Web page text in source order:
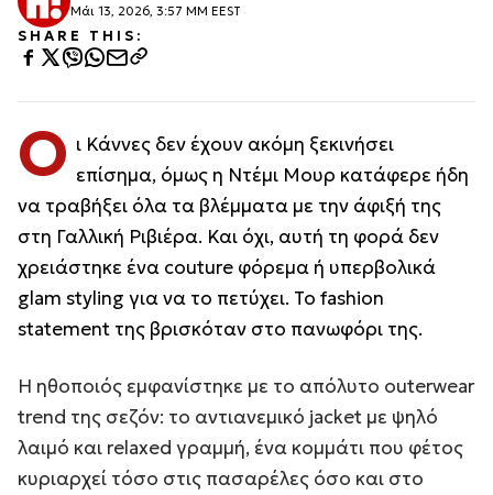
Μάι 13, 2026, 3:57 ΜΜ EEST
SHARE THIS:
Ο ι Κάννες δεν έχουν ακόμη ξεκινήσει
επίσημα, όμως η Ντέμι Μουρ κατάφερε ήδη
να τραβήξει όλα τα βλέμματα με την άφιξή της
στη Γαλλική Ριβιέρα. Και όχι, αυτή τη φορά δεν
χρειάστηκε ένα couture φόρεμα ή υπερβολικά
glam styling για να το πετύχει. Το fashion
statement της βρισκόταν στο πανωφόρι της.
Η ηθοποιός εμφανίστηκε με το απόλυτο outerwear
trend της σεζόν: το αντιανεμικό jacket με ψηλό
λαιμό και relaxed γραμμή, ένα κομμάτι που φέτος
κυριαρχεί τόσο στις πασαρέλες όσο και στο